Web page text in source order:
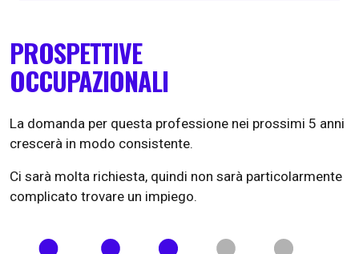
PROSPETTIVE
OCCUPAZIONALI
La domanda per questa professione nei prossimi 5 anni
crescerà in modo consistente.
Ci sarà molta richiesta, quindi non sarà particolarmente
complicato trovare un impiego.